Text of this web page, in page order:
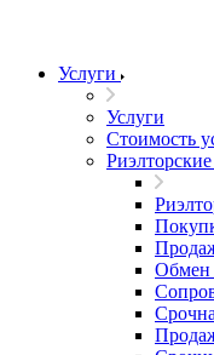
Услуги
Услуги
Стоимость
Обмен